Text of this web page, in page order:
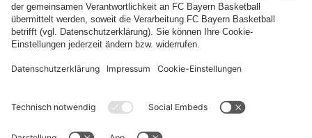
Basketball Frauen Handball Schach Schiedsrichter
Seniorenfußball
Tischtennis
Impressum Datenschutz Nutzungsbedingungen Barrierefreiheit